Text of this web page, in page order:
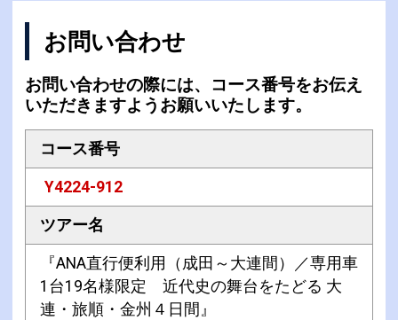
お問い合わせ
お問い合わせの際には、コース番号をお伝え
いただきますようお願いいたします。
コース番号
Y4224-912
ツアー名
『ANA直行便利用（成田～大連間）／専用車
1台19名様限定 近代史の舞台をたどる 大
連・旅順・金州４日間』